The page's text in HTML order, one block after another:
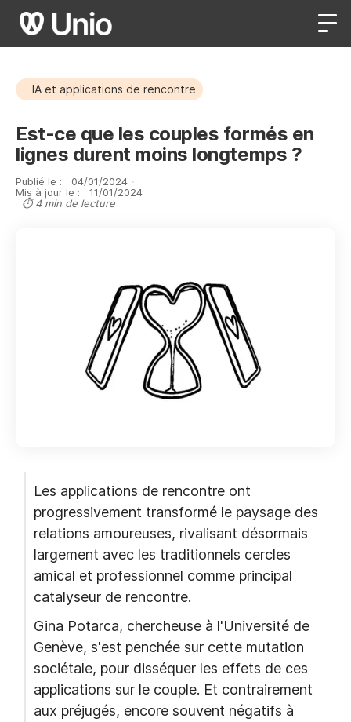
IA et applications de rencontre
Est-ce que les couples formés en
lignes durent moins longtemps ?
Publié le : 04/01/2024 ·
Mis à jour le :
11/01/2024
⏱ 4 min de lecture
Les applications de rencontre ont
progressivement transformé le paysage des
relations amoureuses, rivalisant désormais
largement avec les traditionnels cercles
amical et professionnel comme principal
catalyseur de rencontre.
Gina Potarca, chercheuse à l'Université de
Genève, s'est penchée sur cette mutation
sociétale, pour disséquer les effets de ces
applications sur le couple. Et contrairement
aux préjugés, encore souvent négatifs à